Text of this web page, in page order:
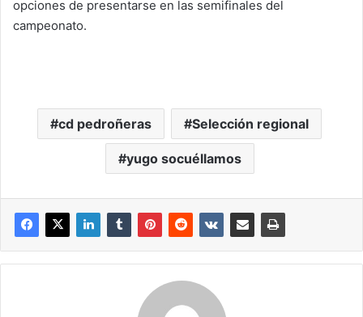
opciones de presentarse en las semifinales del
campeonato.
cd pedroñeras Selección regional
yugo socuéllamos